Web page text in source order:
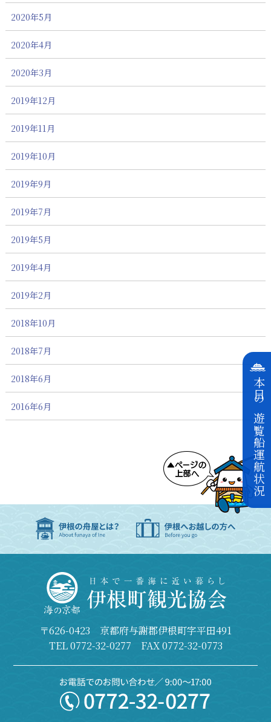
本日の遊覧船運航状況
2020年5月
2020年4月
2020年3月
2019年12月
2019年11月
2019年10月
2019年9月
2019年7月
2019年5月
2019年4月
2019年2月
2018年10月
2018年7月
2018年6月
2016年6月
〒626-0423 京都府与謝郡伊根町字平田491
TEL0772-32-0277 FAX 0772-32-0773